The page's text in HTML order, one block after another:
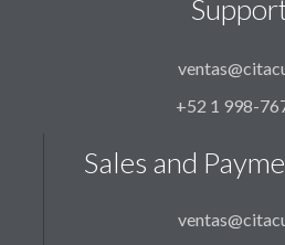
+52 1 998-
Sales and